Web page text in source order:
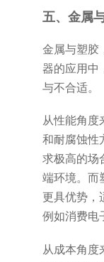
五、金属
金属与塑胶
器的应用中
与不合适。
从性能角度
和耐腐蚀性
求极高的场
端环境。而
更具优势，
例如消费电
从成本角度